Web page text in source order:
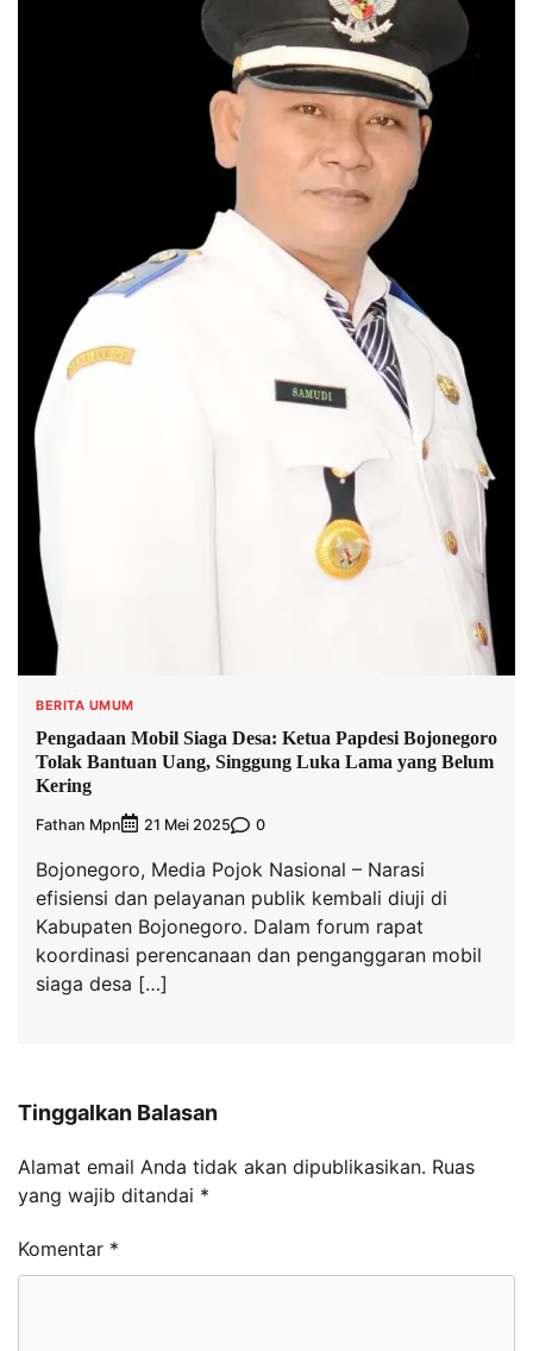
BERITA UMUM
Pengadaan Mobil Siaga Desa: Ketua Papdesi Bojonegoro
Tolak Bantuan Uang, Singgung Luka Lama yang Belum
Kering
Fathan Mpn 21 Mei 2025 0
Bojonegoro, Media Pojok Nasional – Narasi
efisiensi dan pelayanan publik kembali diuji di
Kabupaten Bojonegoro. Dalam forum rapat
koordinasi perencanaan dan penganggaran mobil
siaga desa […]
Tinggalkan Balasan
Alamat email Anda tidak akan dipublikasikan. Ruas
yang wajib ditandai *
Komentar *